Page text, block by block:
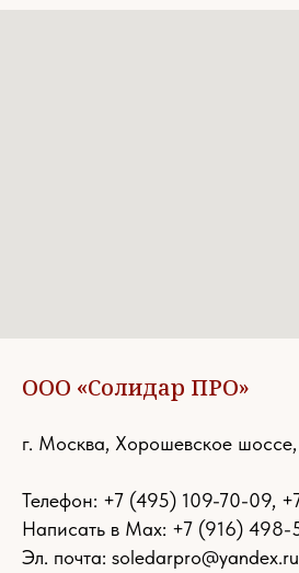
ООО «Солидар ПРО»
г. Москва, Хорошевское
Телефон: +7 (495) 109-70-09,
Написать в Max: +7 (916) 498-
Эл. почта: soledarpro@yandex.ru